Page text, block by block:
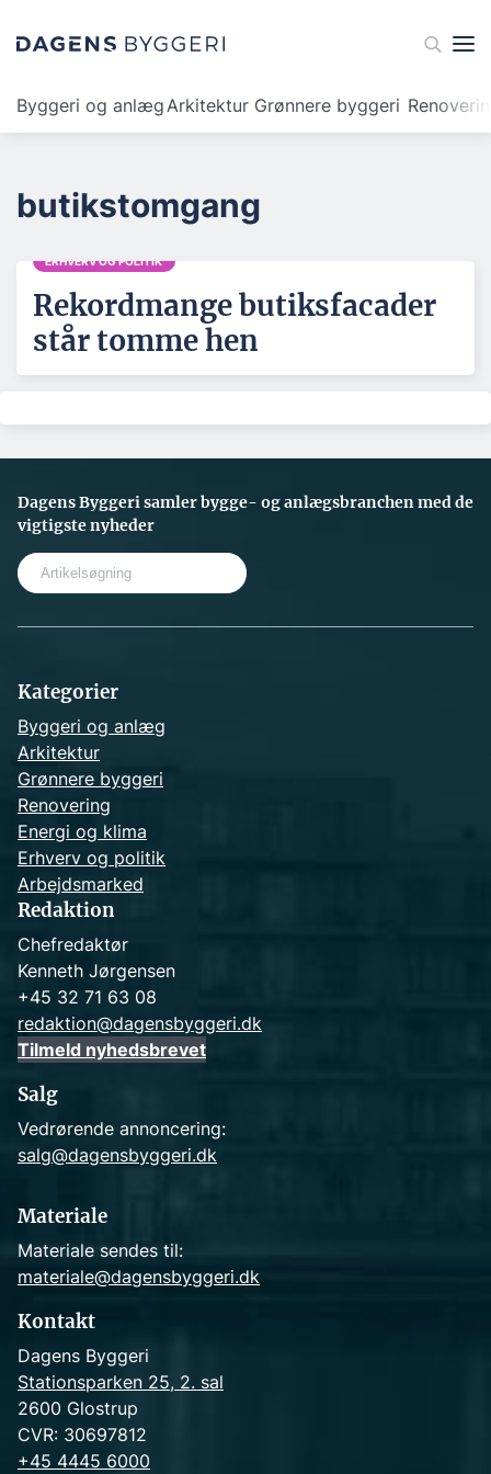
Byggeri og anlægArkitektur Grønnere byggeri
butikstomgang
ERHVERV OG POLITIK
Rekordmange butiksfacader
står tomme hen
Dagens Byggeri samler bygge- og anlægsbranchen med de
vigtigste nyheder
Kategorier
Byggeri og anlæg
Arkitektur
Grønnere byggeri
Renovering
Energi og klima
Erhverv og politik
Arbejdsmarked
Redaktion
Chefredaktør
Kenneth Jørgensen
+45 32 71 63 08
redaktion@dagensbyggeri.dk
Tilmeld nyhedsbrevet
Salg
Vedrørende annoncering:
salg@dagensbyggeri.dk
Materiale
Materiale sendes til:
materiale@dagensbyggeri.dk
Kontakt
Dagens Byggeri
Stationsparken 25, 2. sal
2600 Glostrup
CVR: 30697812
+45 4445 6000